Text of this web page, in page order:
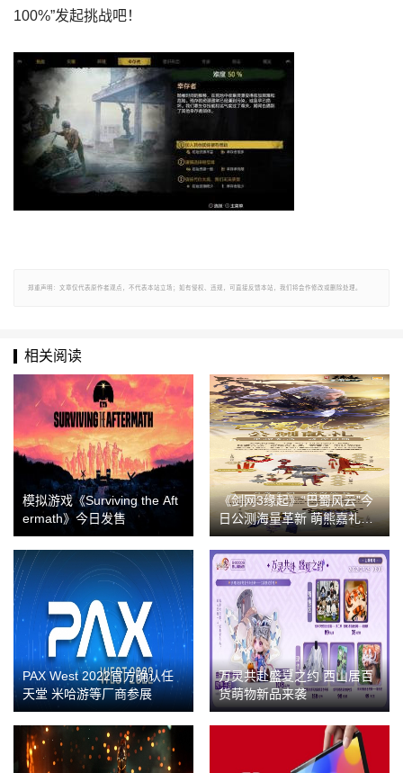
100%”发起挑战吧！
郑重声明：文章仅代表原作者观点，不代表本站立场；如有侵权、违规，可直接反馈本站，我们将会作修改或删除处理。
相关阅读
模拟游戏《Surviving the Aft
ermath》今日发售
《剑网3缘起》“巴蜀风云”今
日公测海量革新 萌熊嘉礼齐
贺盛典
PAX West 2022官方确认任
天堂 米哈游等厂商参展
万灵共赴盛夏之约 西山居百
货萌物新品来袭